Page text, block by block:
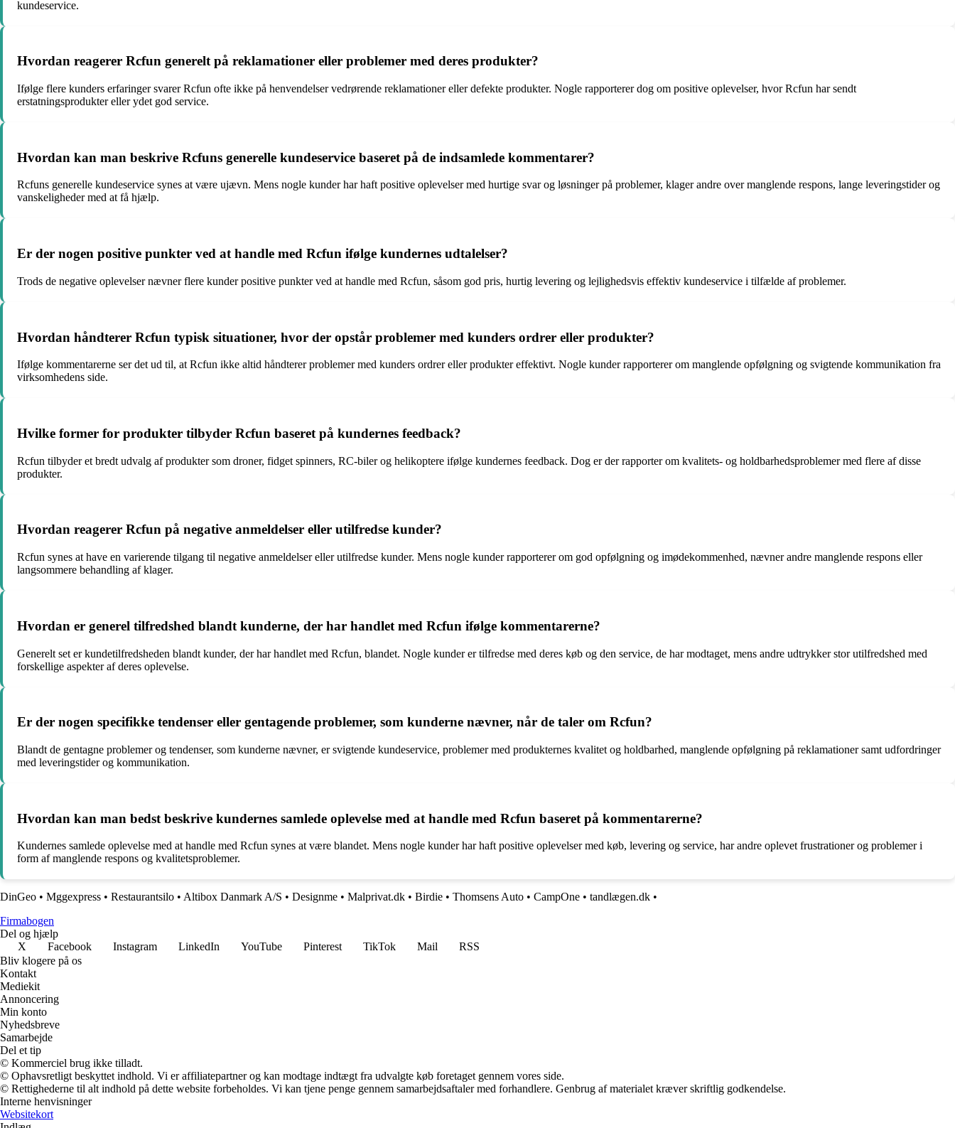
kundeservice.
Hvordan reagerer Rcfun generelt på reklamationer eller problemer med deres produkter?
Ifølge flere kunders erfaringer svarer Rcfun ofte ikke på henvendelser vedrørende reklamationer eller defekte produkter. Nogle rapporterer dog om positive oplevelser, hvor Rcfun har sendt
erstatningsprodukter eller ydet god service.
Hvordan kan man beskrive Rcfuns generelle kundeservice baseret på de indsamlede kommentarer?
Rcfuns generelle kundeservice synes at være ujævn. Mens nogle kunder har haft positive oplevelser med hurtige svar og løsninger på problemer, klager andre over manglende respons, lange leveringstider og
vanskeligheder med at få hjælp.
Er der nogen positive punkter ved at handle med Rcfun ifølge kundernes udtalelser?
Trods de negative oplevelser nævner flere kunder positive punkter ved at handle med Rcfun, såsom god pris, hurtig levering og lejlighedsvis effektiv kundeservice i tilfælde af problemer.
Hvordan håndterer Rcfun typisk situationer, hvor der opstår problemer med kunders ordrer eller produkter?
Ifølge kommentarerne ser det ud til, at Rcfun ikke altid håndterer problemer med kunders ordrer eller produkter effektivt. Nogle kunder rapporterer om manglende opfølgning og svigtende kommunikation fra
virksomhedens side.
Hvilke former for produkter tilbyder Rcfun baseret på kundernes feedback?
Rcfun tilbyder et bredt udvalg af produkter som droner, fidget spinners, RC-biler og helikoptere ifølge kundernes feedback. Dog er der rapporter om kvalitets- og holdbarhedsproblemer med flere af disse
produkter.
Hvordan reagerer Rcfun på negative anmeldelser eller utilfredse kunder?
Rcfun synes at have en varierende tilgang til negative anmeldelser eller utilfredse kunder. Mens nogle kunder rapporterer om god opfølgning og imødekommenhed, nævner andre manglende respons eller
langsommere behandling af klager.
Hvordan er generel tilfredshed blandt kunderne, der har handlet med Rcfun ifølge kommentarerne?
Generelt set er kundetilfredsheden blandt kunder, der har handlet med Rcfun, blandet. Nogle kunder er tilfredse med deres køb og den service, de har modtaget, mens andre udtrykker stor utilfredshed med
forskellige aspekter af deres oplevelse.
Er der nogen specifikke tendenser eller gentagende problemer, som kunderne nævner, når de taler om Rcfun?
Blandt de gentagne problemer og tendenser, som kunderne nævner, er svigtende kundeservice, problemer med produkternes kvalitet og holdbarhed, manglende opfølgning på reklamationer samt udfordringer
med leveringstider og kommunikation.
Hvordan kan man bedst beskrive kundernes samlede oplevelse med at handle med Rcfun baseret på kommentarerne?
Kundernes samlede oplevelse med at handle med Rcfun synes at være blandet. Mens nogle kunder har haft positive oplevelser med køb, levering og service, har andre oplevet frustrationer og problemer i
form af manglende respons og kvalitetsproblemer.
DinGeo • Mggexpress • Restaurantsilo • Altibox Danmark A/S • Designme • Malprivat.dk • Birdie • Thomsens Auto • CampOne • tandlægen.dk •
Firmabogen
Del og hjælp
X
Facebook Instagram LinkedIn YouTube Pinterest TikTok Mail
RSS
Bliv klogere på os
Kontakt
Mediekit
Annoncering
Min konto
Nyhedsbreve
Samarbejde
Del et tip
© Kommerciel brug ikke tilladt.
© Ophavsretligt beskyttet indhold. Vi er affiliatepartner og kan modtage indtægt fra udvalgte køb foretaget gennem vores side.
© Rettighederne til alt indhold på dette website forbeholdes. Vi kan tjene penge gennem samarbejdsaftaler med forhandlere. Genbrug af materialet kræver skriftlig godkendelse.
Interne henvisninger
Websitekort